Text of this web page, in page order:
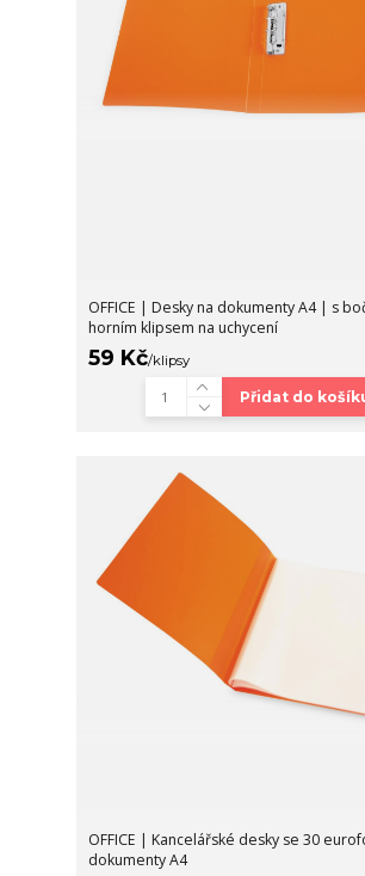
OFFICE | Desky na dokumenty A4 | s
horním klipsem na uchycení
59 Kč/klipsy
Přidat do
OFFICE | Kancelářské desky se 30
dokumenty A4